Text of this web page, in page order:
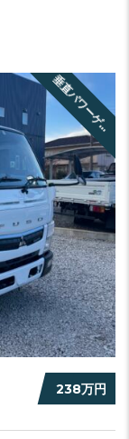
垂
直
パ
ワ
ー
ゲ
ー
ト
付
238万円